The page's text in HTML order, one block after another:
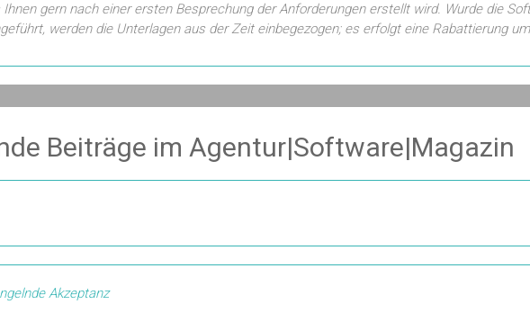
Ihnen gern nach einer ersten Besprechung der Anforderungen erstellt wird. Wurde die
werden die Unterlagen aus der Zeit einbegezogen; es erfolgt eine Rabattierung
Beiträge im Agentur|Software|Magazin
Akzeptanz